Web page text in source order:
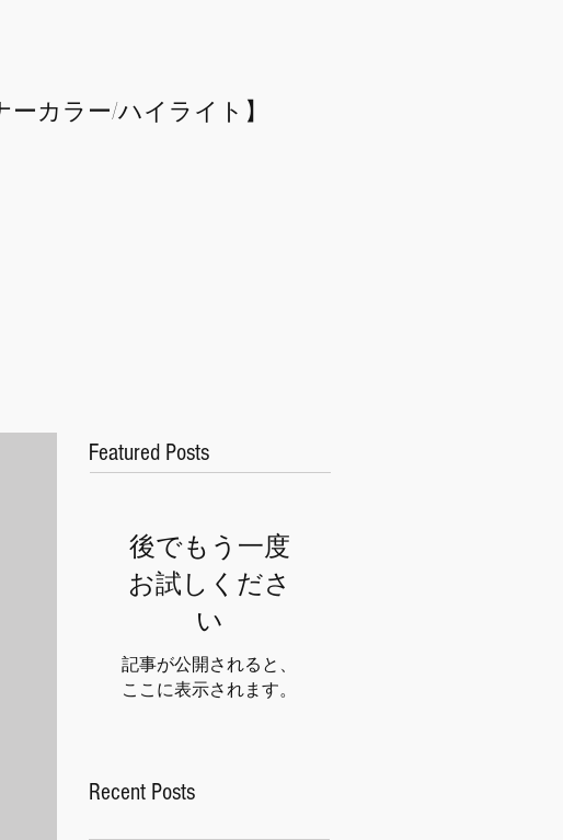
ーカラー/​ハイライト】
Featured Posts
後でもう一度
お試しくださ
い
記事が公開されると、
ここに表示されます。
Recent Posts